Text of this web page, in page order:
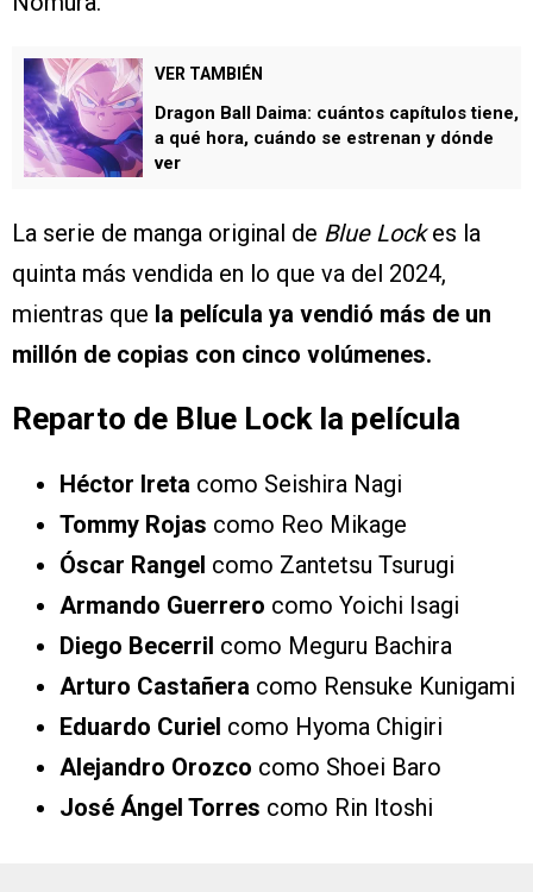
VER TAMBIÉN
Dragon Ball Daima: cuántos capítulos tiene,
a qué hora, cuándo se estrenan y dónde
ver
La serie de manga original de Blue Lockes la
quinta más vendida en lo que va del 2024,
mientras que la película ya vendió más de un
millón de copias con cinco volúmenes.
Reparto de Blue Lock la película
Héctor Ireta como Seishira Nagi
Tommy Rojas como Reo Mikage
Óscar Rangel como Zantetsu Tsurugi
Armando Guerrero como Yoichi Isagi
Diego Becerril como Meguru Bachira
Arturo Castañera como Rensuke Kunigami
Eduardo Curiel como Hyoma Chigiri
Alejandro Orozco como Shoei Baro
José Ángel Torres como Rin Itoshi